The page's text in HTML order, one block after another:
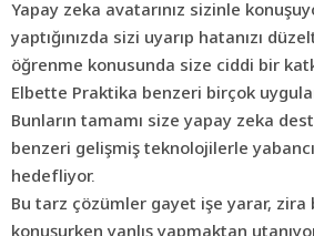
Yapay zeka avatarınız sizinle
yaptığınızda sizi uyarıp hatanızı
öğrenme konusunda size ciddi bir
Elbette Praktika benzeri birçok
Bunların tamamı size yapay zeka
benzeri gelişmiş teknolojilerle
hedefliyor.
Bu tarz çözümler gayet işe yarar, zira
konuşurken yanlış yapmaktan